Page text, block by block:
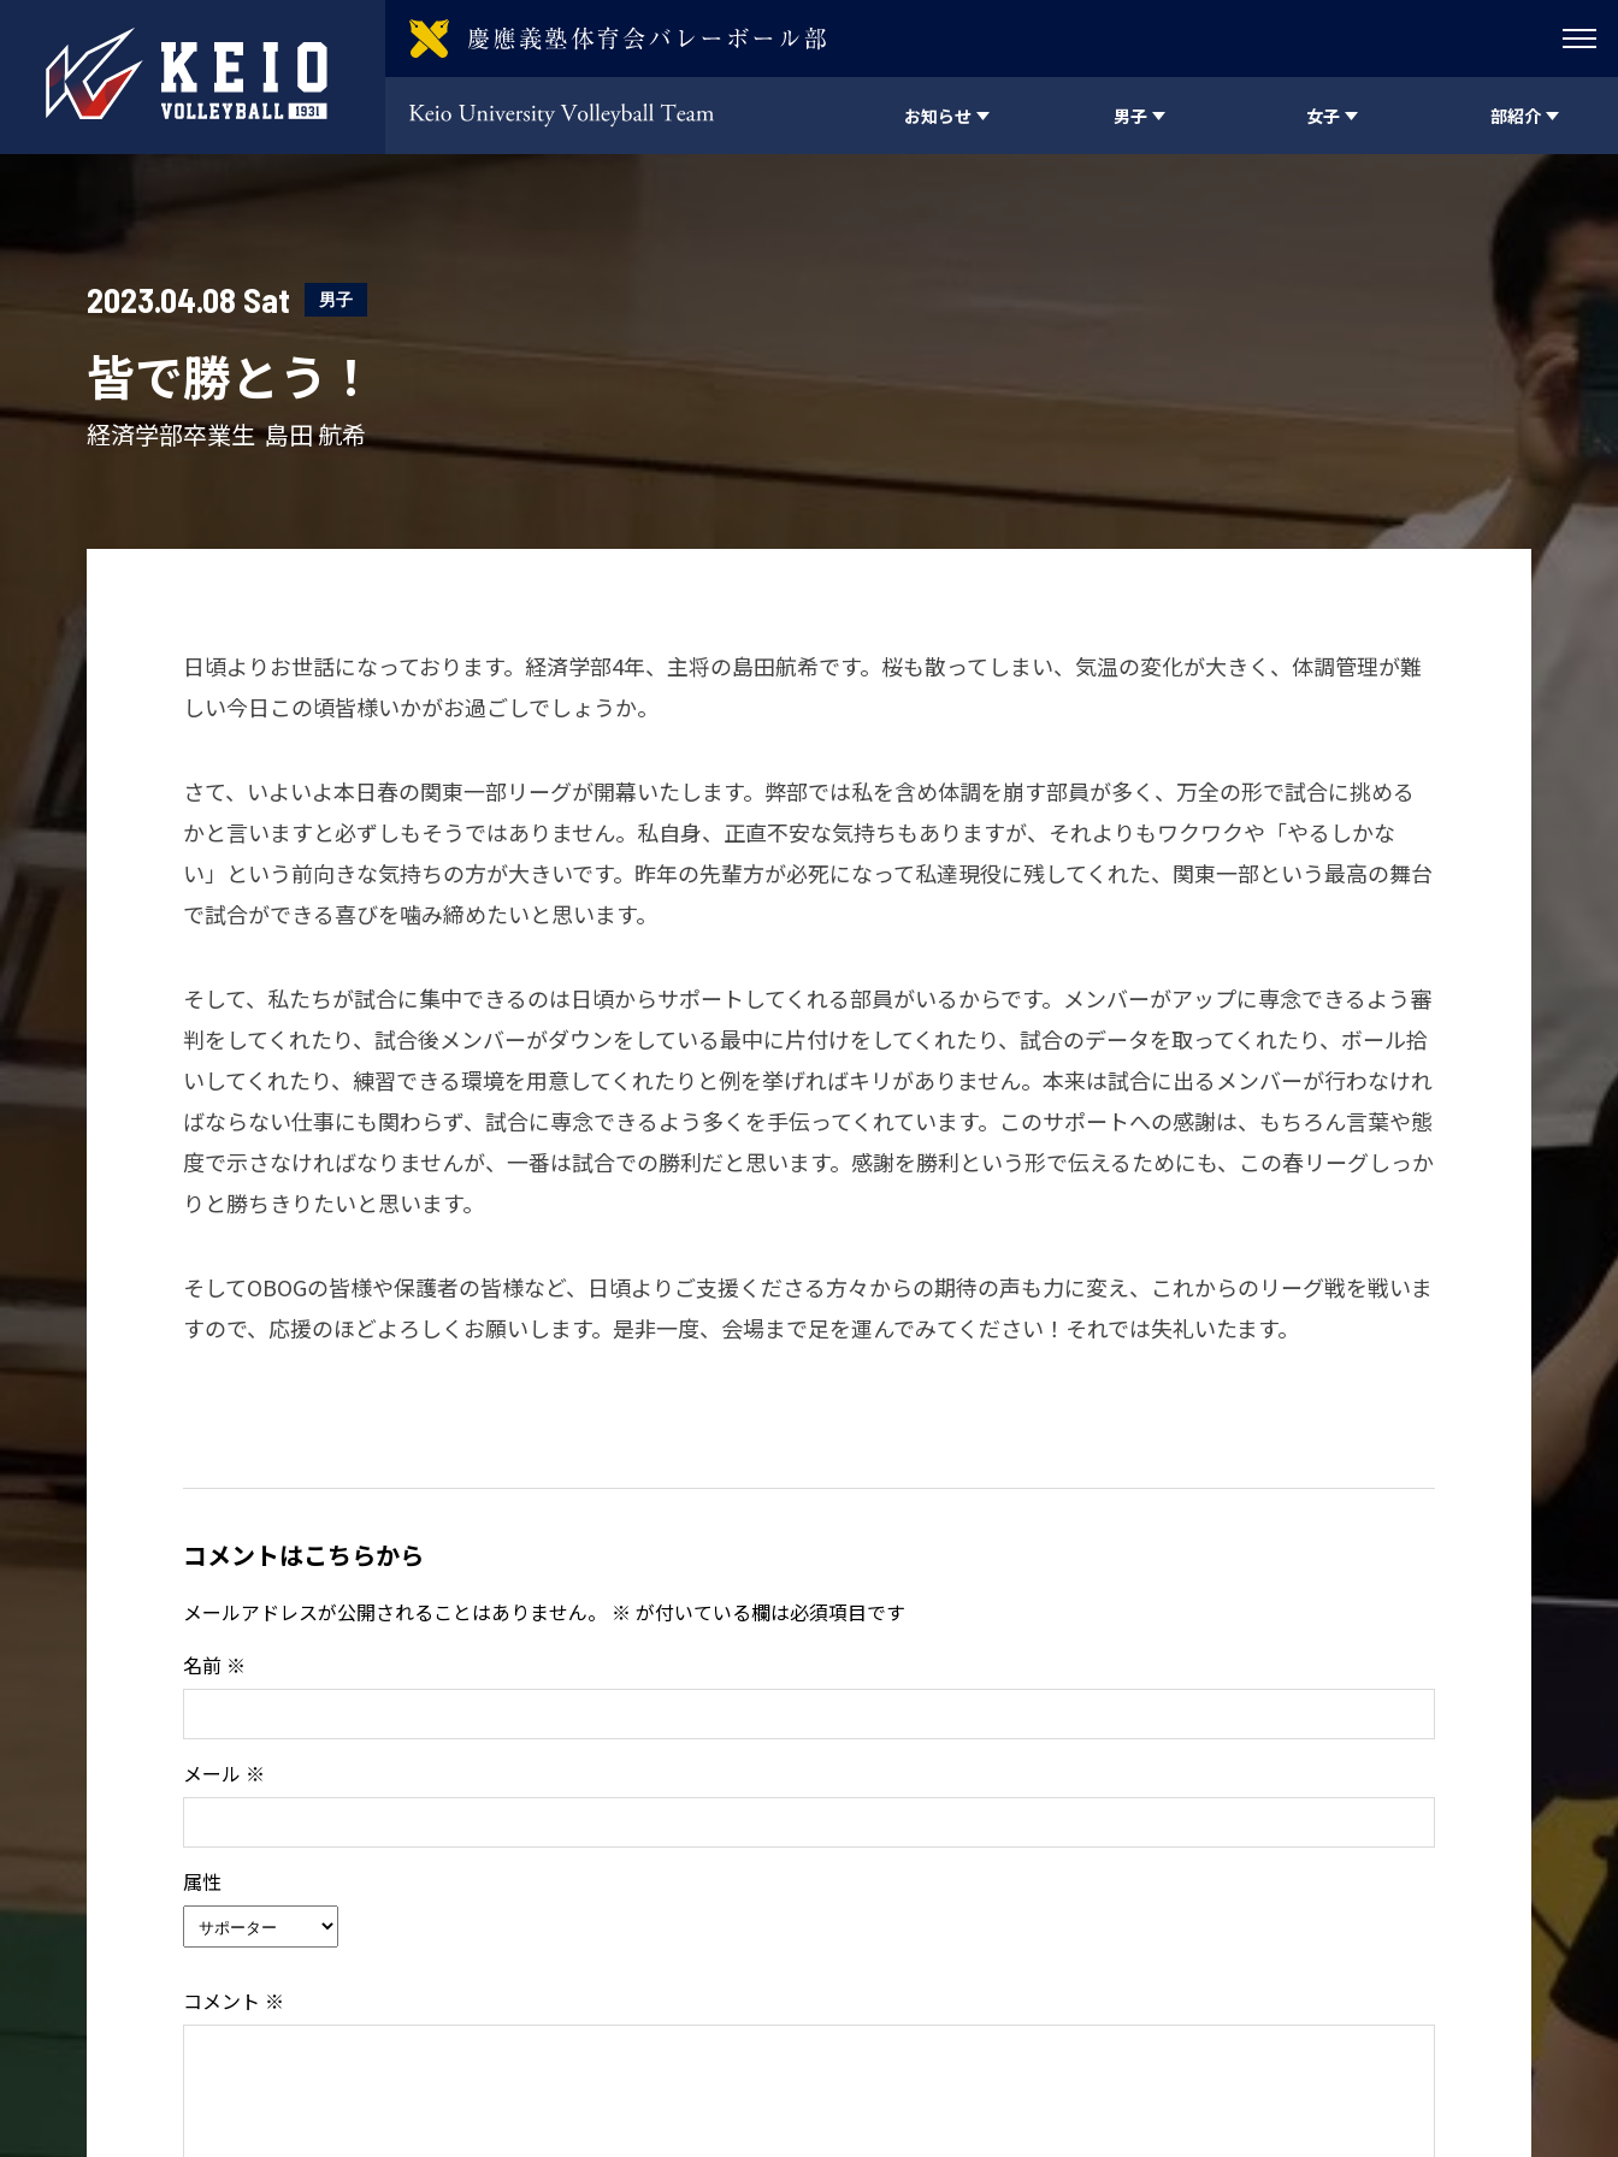
Keio University Volleyball Teamお知らせ 男子 女子 部紹介
2023.04.08 Sat 男子
皆で勝とう！
経済学部卒業生 島田 航希
日頃よりお世話になっております。経済学部4年、主将の島田航希です。桜も散ってしまい、気温の変化が大きく、体調管理が難
しい今日この頃皆様いかがお過ごしでしょうか。
さて、いよいよ本日春の関東一部リーグが開幕いたします。弊部では私を含め体調を崩す部員が多く、万全の形で試合に挑める
かと言いますと必ずしもそうではありません。私自身、正直不安な気持ちもありますが、それよりもワクワクや「やるしかな
い」という前向きな気持ちの方が大きいです。昨年の先輩方が必死になって私達現役に残してくれた、関東一部という最高の舞台
で試合ができる喜びを噛み締めたいと思います。
そして、私たちが試合に集中できるのは日頃からサポートしてくれる部員がいるからです。メンバーがアップに専念できるよう審
判をしてくれたり、試合後メンバーがダウンをしている最中に片付けをしてくれたり、試合のデータを取ってくれたり、ボール拾
いしてくれたり、練習できる環境を用意してくれたりと例を挙げればキリがありません。本来は試合に出るメンバーが行わなけれ
ばならない仕事にも関わらず、試合に専念できるよう多くを手伝ってくれています。このサポートへの感謝は、もちろん言葉や態
度で示さなければなりませんが、一番は試合での勝利だと思います。感謝を勝利という形で伝えるためにも、この春リーグしっか
りと勝ちきりたいと思います。
そしてOBOGの皆様や保護者の皆様など、日頃よりご支援くださる方々からの期待の声も力に変え、これからのリーグ戦を戦いま
すので、応援のほどよろしくお願いします。是非一度、会場まで足を運んでみてください！それでは失礼いたます。
コメントはこちらから
メールアドレスが公開されることはありません。 ※ が付いている欄は必須項目です
名前 ※
メール ※
属性
コメント ※